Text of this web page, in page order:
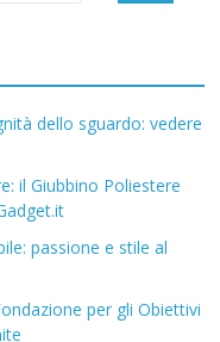
dello sguardo: vedere
il Giubbino Poliestere
passione e stile al
per gli Obiettivi